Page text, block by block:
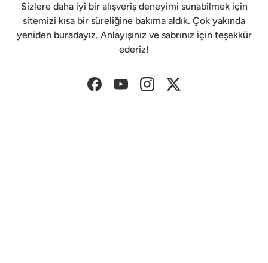
Sizlere daha iyi bir alışveriş deneyimi sunabilmek için
sitemizi kısa bir süreliğine bakıma aldık. Çok yakında
yeniden buradayız. Anlayışınız ve sabrınız için teşekkür
ederiz!
FacebookYouTubeInstagramTwitter